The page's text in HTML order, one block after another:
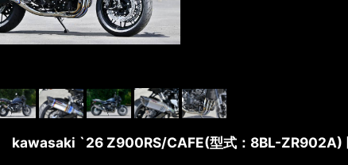
kawasaki `26 Z900RS/CAFE(型式：8BL-ZR902A)